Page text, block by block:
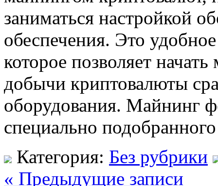
заниматься настройкой
обеспечения. Это
которое позволяет
добычи криптовалюты
оборудования. Майнинг
специально
Категория: Без рубрики
« Предыдущие записи